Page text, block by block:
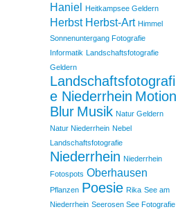
Haniel
Heitkampsee Geldern
Herbst Herbst-Art Himmel
Sonnenuntergang Fotografie
Informatik Landschaftsfotografie
Geldern
Landschaftsfotografi
e Niederrhein Motion
Blur Musik Natur Geldern
Natur Niederrhein Nebel
Landschaftsfotografie
Niederrhein Niederrhein
Fotospots Oberhausen
Pflanzen Poesie Rika See am
Niederrhein Seerosen See Fotografie